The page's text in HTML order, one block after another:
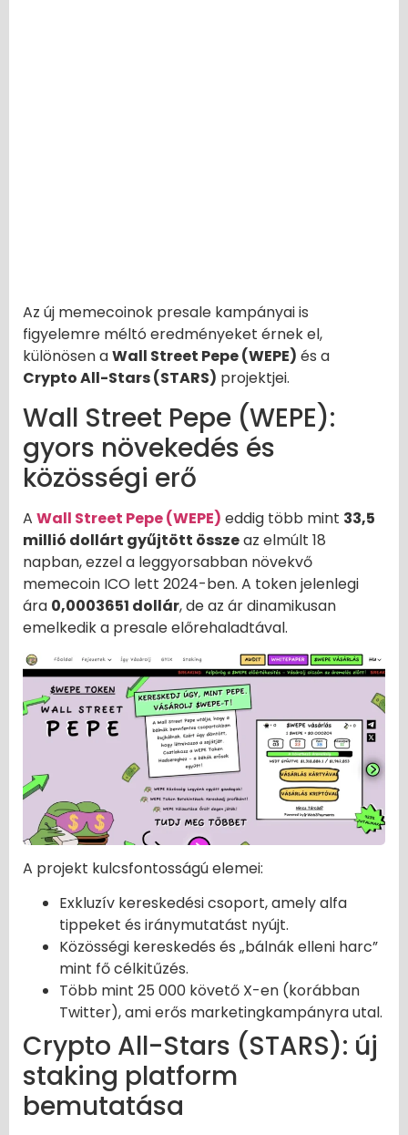
Az új memecoinok presale kampányai is
figyelemre méltó eredményeket érnek el,
különösen aWall Street Pepe (WEPE) és a
Crypto All-Stars (STARS) projektjei.
Wall Street Pepe (WEPE):
gyors növekedés és
közösségi erő
A Wall Street Pepe (WEPE) eddig több mint 33,5
millió dollárt gyűjtött összeaz elmúlt 18
napban, ezzel a leggyorsabban növekvő
memecoin ICO lett 2024-ben. A token jelenlegi
ára 0,0003651 dollár, de az ár dinamikusan
emelkedik a presale előrehaladtával.
A projekt kulcsfontosságú elemei:
Exkluzív kereskedési csoport, amely alfa
tippeket és iránymutatást nyújt.
Közösségi kereskedés és „bálnák elleni harc”
mint fő célkitűzés.
Több mint 25 000 követő X-en (korábban
Twitter), ami erős marketingkampányra utal.
Crypto All-Stars (STARS): új
staking platform
bemutatása